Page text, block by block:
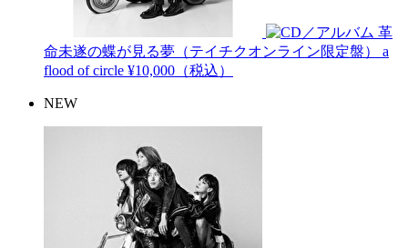
革
命未遂の蝶が見る夢（テイチクオンライン限定盤） a
flood of circle ¥10,000（税込）
NEW